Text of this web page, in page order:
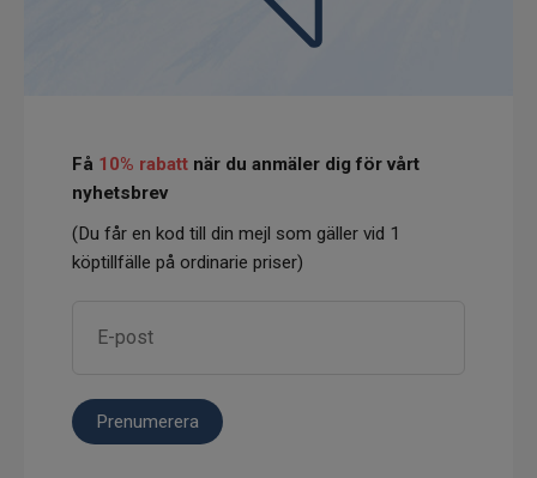
Få 10% rabatt när du anmäler dig för vårt
nyhetsbrev
(Du får en kod till din mejl som gäller vid 1
köptillfälle på ordinarie priser)
Prenumerera